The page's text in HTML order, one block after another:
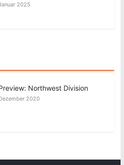
2025
Northwest Division
2020